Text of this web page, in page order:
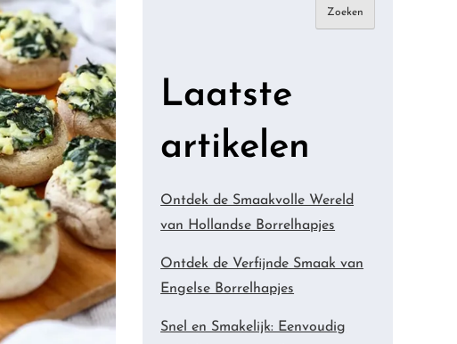
Zoeken
Laatste
artikelen
Ontdek de Smaakvolle Wereld
van Hollandse Borrelhapjes
Ontdek de Verfijnde Smaak van
Engelse Borrelhapjes
Snel en Smakelijk: Eenvoudig